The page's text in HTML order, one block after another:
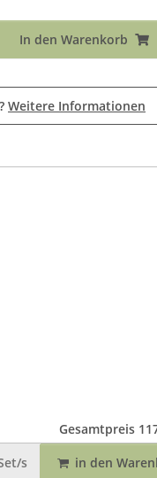
In den Warenkorb
Weitere Informationen
Gesamtpreis
s in den